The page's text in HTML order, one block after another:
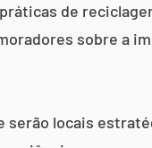
de
sobre a
serão locais